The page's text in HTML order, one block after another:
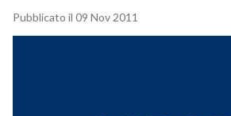
Pubblicato il 09 Nov 2011